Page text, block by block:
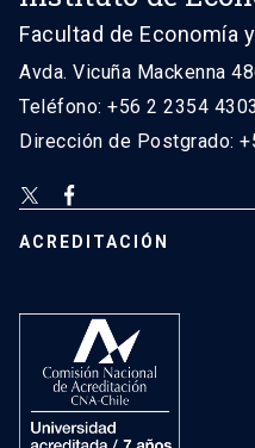
Facultad de Economía
Avda. Vicuña Mackenna
Teléfono: +56 2 2354 4303
Dirección de Postgrado:
ACREDITACIÓN